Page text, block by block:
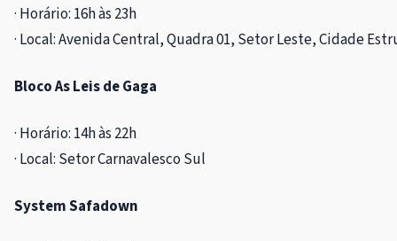
· Horário: 16h às 23h
· Local: Avenida Central, Quadra 01, Setor Leste, Cidade
Bloco As Leis de Gaga
· Horário: 14h às 22h
· Local: Setor Carnavalesco Sul
System Safadown